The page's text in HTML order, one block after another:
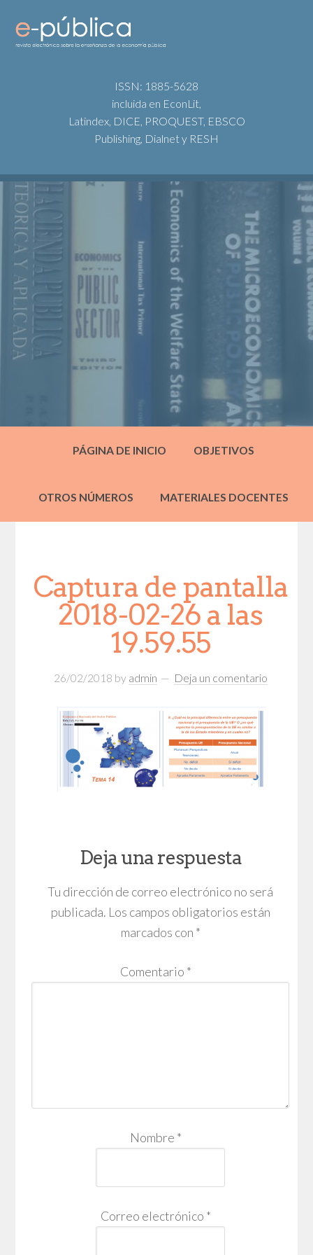
ISSN: 1885-5628
incluida en EconLit,
Latindex, DICE, PROQUEST, EBSCO
Publishing, Dialnet y RESH
PÁGINA DE INICIO OBJETIVOS
OTROS NÚMEROS MATERIALES DOCENTES
Captura de pantalla
2018-02-26 a las
19.59.55
26/02/2018 by admin Deja un comentario
Deja una respuesta
Tu dirección de correo electrónico no será
publicada. Los campos obligatorios están
marcados con *
Comentario *
Nombre *
Correo electrónico *